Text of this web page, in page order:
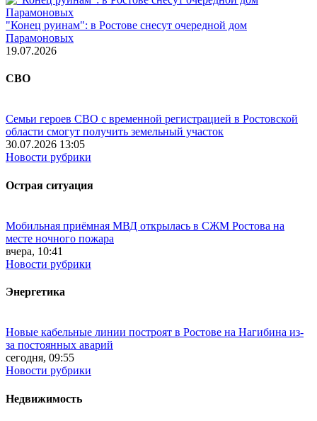
"Конец руинам": в Ростове снесут очередной дом
Парамоновых
19.07.2026
СВО
Семьи героев СВО с временной регистрацией в Ростовской
области смогут получить земельный участок
30.07.2026 13:05
Новости рубрики
Острая ситуация
Мобильная приёмная МВД открылась в СЖМ Ростова на
месте ночного пожара
вчера, 10:41
Новости рубрики
Энергетика
Новые кабельные линии построят в Ростове на Нагибина из-
за постоянных аварий
сегодня, 09:55
Новости рубрики
Недвижимость